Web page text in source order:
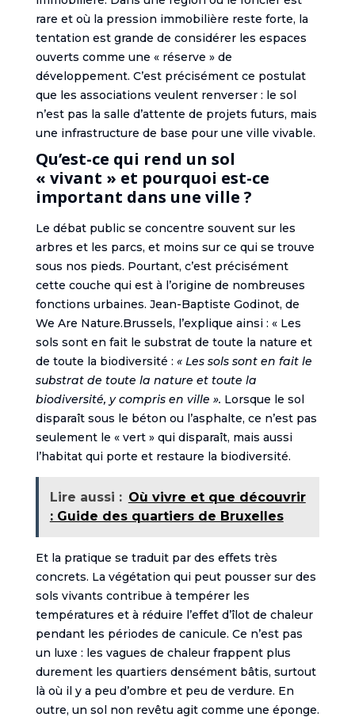
rare et où la pression immobilière reste forte, la
tentation est grande de considérer les espaces
ouverts comme une « réserve » de
développement. C’est précisément ce postulat
que les associations veulent renverser : le sol
n’est pas la salle d’attente de projets futurs, mais
une infrastructure de base pour une ville vivable.
Qu’est-ce qui rend un sol
« vivant » et pourquoi est-ce
important dans une ville ?
Le débat public se concentre souvent sur les
arbres et les parcs, et moins sur ce qui se trouve
sous nos pieds. Pourtant, c’est précisément
cette couche qui est à l’origine de nombreuses
fonctions urbaines. Jean-Baptiste Godinot, de
We Are Nature.Brussels, l’explique ainsi : « Les
sols sont en fait le substrat de toute la nature et
de toute la biodiversité : « Les sols sont en fait le
substrat de toute la nature et toute la
biodiversité, y compris en ville ». Lorsque le sol
disparaît sous le béton ou l’asphalte, ce n’est pas
seulement le « vert » qui disparaît, mais aussi
l’habitat qui porte et restaure la biodiversité.
Lire aussi : Où vivre et que découvrir
: Guide des quartiers de Bruxelles
Et la pratique se traduit par des effets très
concrets. La végétation qui peut pousser sur des
sols vivants contribue à tempérer les
températures et à réduire l’effet d’îlot de chaleur
pendant les périodes de canicule. Ce n’est pas
un luxe : les vagues de chaleur frappent plus
durement les quartiers densément bâtis, surtout
là où il y a peu d’ombre et peu de verdure. En
outre, un sol non revêtu agit comme une éponge.